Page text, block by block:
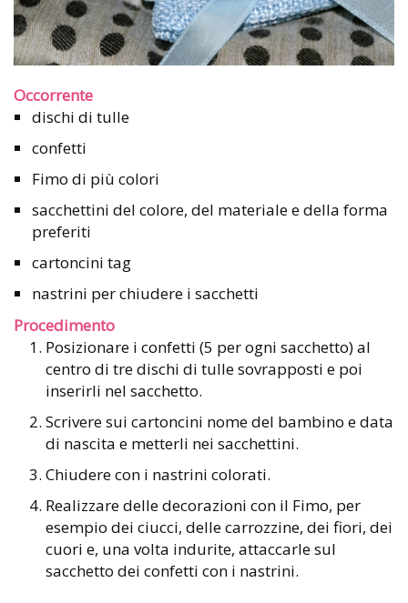
Occorrente
dischi di tulle
confetti
Fimo di più colori
sacchettini del colore, del materiale e della forma
preferiti
cartoncini tag
nastrini per chiudere i sacchetti
Procedimento
Posizionare i confetti (5 per ogni sacchetto) al
centro di tre dischi di tulle sovrapposti e poi
inserirli nel sacchetto.
Scrivere sui cartoncini nome del bambino e data
di nascita e metterli nei sacchettini.
Chiudere con i nastrini colorati.
Realizzare delle decorazioni con il Fimo, per
esempio dei ciucci, delle carrozzine, dei fiori, dei
cuori e, una volta indurite, attaccarle sul
sacchetto dei confetti con i nastrini.